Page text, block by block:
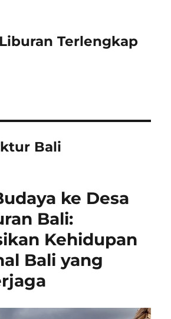
Terlengkap
Bali
ke Desa
Bali:
Kehidupan
Bali yang